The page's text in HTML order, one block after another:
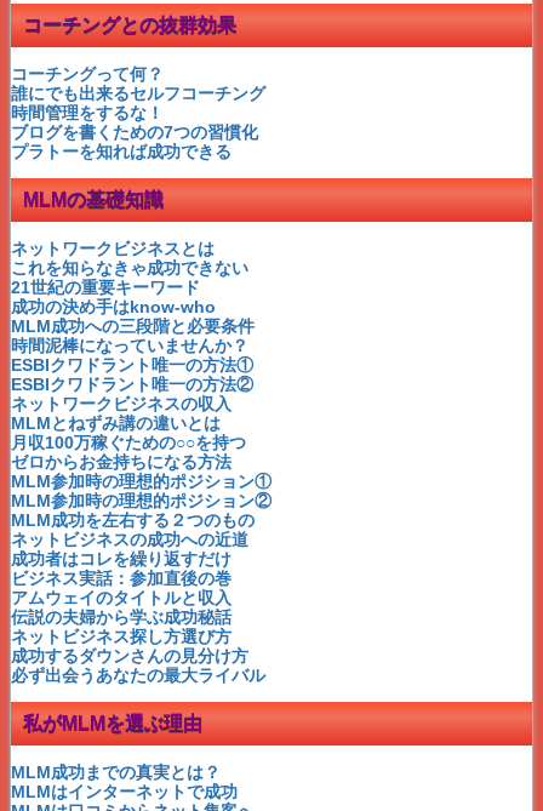
おいしい話の体験談
アップ選びの盲点
ロベルトバッジョ名言集
偉大なるロベルトバッジョ
アップ選びの落とし穴
アムウェイのタイトルと収入
1010カーネルサンダース
シングルマザー佳川奈未
私にネットビジネスができる？
会わないMLM成立つの?
PCや文章苦手でも大丈夫？
MLMが嫌われる9つの嘘
本当に稼げるんですか？
どうやって集客するの？
勧誘しないダンケネディ法
子育て卒業！第二章は…
嘘つきは不幸の始まり
無料集客で失敗しない秘訣
あなたの一番のリスクは何？
成功への近道はあるのか？
スカイプで100倍効果！！
本当にあったスゴ～イ話
MLMを変えたキヨサキ氏
ビジネス実話：参加直後の巻
MLM会社の悪口で集客？！
ベガで織姫のように♪
幸せなお金持ちになる方法❤
出来るのにやらないこと
ホントに叶う目標設定とは？
MLM本音の告白
発表！ビジネスランキング
未来の自分がMLMを成功させる
ネットだけで出来るって嘘！
ゆとり世代と言わせない！
成功者は○○から学んだ！
21世紀の重要キーワード
ダウンさんの最新情報！
MLMの未来はどうなる？！
新システムの反響と裏側
普通の人が成功できるMLM
成功への三段階と必要条件
コーチングとの抜群効果
コーチングって何？
誰にでも出来るセルフコーチング
時間管理をするな！
ブログを書くための7つの習慣化
プラトーを知れば成功できる
MLMの基礎知識
ネットワークビジネスとは
これを知らなきゃ成功できない
21世紀の重要キーワード
成功の決め手はknow-who
MLM成功への三段階と必要条件
時間泥棒になっていませんか？
ESBIクワドラント唯一の方法①
ESBIクワドラント唯一の方法②
ネットワークビジネスの収入
MLMとねずみ講の違いとは
月収100万稼ぐための○○を持つ
ゼロからお金持ちになる方法
MLM参加時の理想的ポジション①
MLM参加時の理想的ポジション②
MLM成功を左右する２つのもの
ネットビジネスの成功への近道
成功者はコレを繰り返すだけ
ビジネス実話：参加直後の巻
アムウェイのタイトルと収入
伝説の夫婦から学ぶ成功秘話
ネットビジネス探し方選び方
成功するダウンさんの見分け方
必ず出会うあなたの最大ライバル
私がMLMを選ぶ理由
MLM成功までの真実とは？
MLMはインターネットで成功